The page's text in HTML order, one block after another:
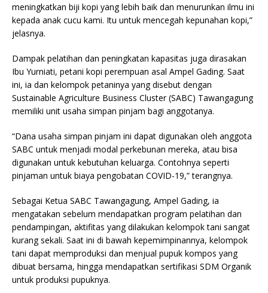
meningkatkan biji kopi yang lebih baik dan menurunkan ilmu ini
kepada anak cucu kami. Itu untuk mencegah kepunahan kopi,”
jelasnya.
Dampak pelatihan dan peningkatan kapasitas juga dirasakan
Ibu Yurniati, petani kopi perempuan asal Ampel Gading. Saat
ini, ia dan kelompok petaninya yang disebut dengan
Sustainable Agriculture Business Cluster (SABC) Tawangagung
memiliki unit usaha simpan pinjam bagi anggotanya.
“Dana usaha simpan pinjam ini dapat digunakan oleh anggota
SABC untuk menjadi modal perkebunan mereka, atau bisa
digunakan untuk kebutuhan keluarga. Contohnya seperti
pinjaman untuk biaya pengobatan COVID-19,” terangnya.
Sebagai Ketua SABC Tawangagung, Ampel Gading, ia
mengatakan sebelum mendapatkan program pelatihan dan
pendampingan, aktifitas yang dilakukan kelompok tani sangat
kurang sekali. Saat ini di bawah kepemimpinannya, kelompok
tani dapat memproduksi dan menjual pupuk kompos yang
dibuat bersama, hingga mendapatkan sertifikasi SDM Organik
untuk produksi pupuknya.